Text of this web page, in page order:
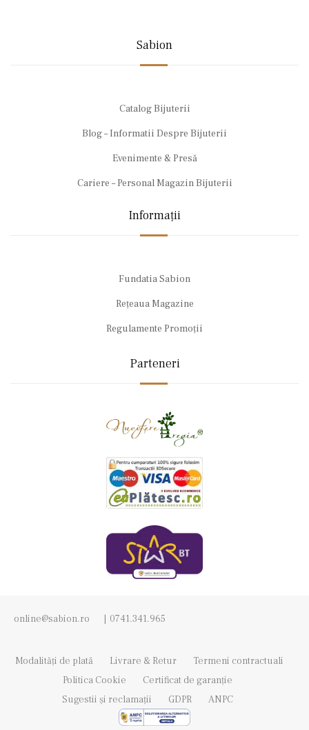
Sabion
Catalog Bijuterii
Blog – Informatii Despre Bijuterii
Evenimente & Presă
Cariere – Personal Magazin Bijuterii
Informații
Fundatia Sabion
Rețeaua Magazine
Regulamente Promoții
Parteneri
online@sabion.ro | 0741.341.965
Modalități de plată Livrare & Retur
Termeni contractuali
Politica Cookie
Certificat de garanție
Sugestii și reclamații
GDPR ANPC